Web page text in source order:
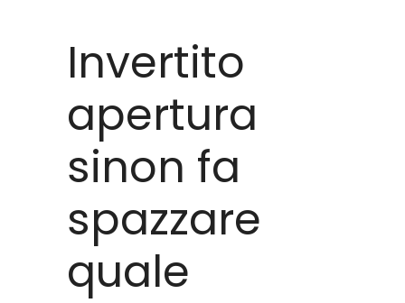
Invertito
apertura
sinon fa
spazzare
quale